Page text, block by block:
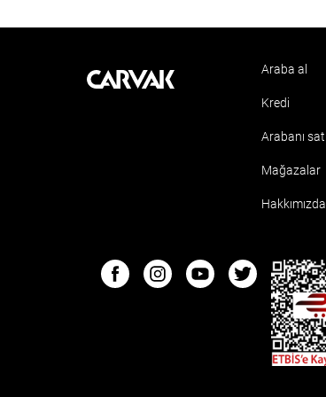
Kavak Araba al
Kredi
Arabanı sat
Mağazalar
Hakkımızda
FacebookInstagramYoutubeTwitter
ETBIS